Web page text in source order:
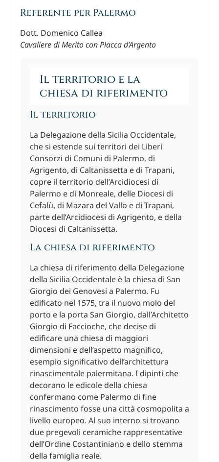
Referente per Palermo
Dott. Domenico Callea
Cavaliere di Merito con Placca d’Argento
Il territorio e la
chiesa di riferimento
Il territorio
La Delegazione della Sicilia Occidentale,
che si estende sui territori dei Liberi
Consorzi di Comuni di Palermo, di
Agrigento, di Caltanissetta e di Trapani,
copre il territorio dell’Arcidiocesi di
Palermo e di Monreale, delle Diocesi di
Cefalù, di Mazara del Vallo e di Trapani,
parte dell’Arcidiocesi di Agrigento, e della
Diocesi di Caltanissetta.
La chiesa di riferimento
La chiesa di riferimento della Delegazione
della Sicilia Occidentale è la chiesa di San
Giorgio dei Genovesi a Palermo. Fu
edificato nel 1575, tra il nuovo molo del
porto e la porta San Giorgio, dall’Architetto
Giorgio di Faccioche, che decise di
edificare una chiesa di maggiori
dimensioni e dell’aspetto magnifico,
esempio significativo dell’architettura
rinascimentale palermitana. I dipinti che
decorano le edicole della chiesa
confermano come Palermo di fine
rinascimento fosse una città cosmopolita a
livello europeo. Al suo interno si trovano
due pregevoli ceramiche rappresentative
dell’Ordine Costantiniano e dello stemma
della famiglia reale.